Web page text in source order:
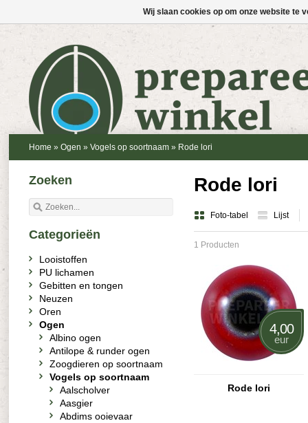
Home » Ogen » Vogels op soortnaam » Rode lori
Rode lori
Foto-tabel Lijst
1 Producten
4,00
eur
Rode lori
Zoeken
Categorieën
Looistoffen
PU lichamen
Gebitten en tongen
Neuzen
Oren
Ogen
Albino ogen
Antilope & runder ogen
Zoogdieren op soortnaam
Vogels op soortnaam
Aalscholver
Aasgier
Abdims ooievaar
Wij slaan cookies op om onze website te